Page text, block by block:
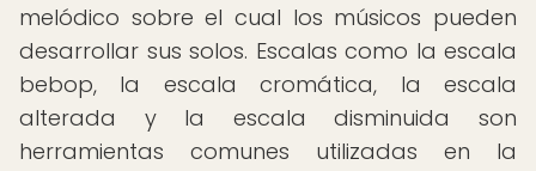
melódico sobre el cual los músicos pueden
desarrollar sus solos. Escalas como la escala
bebop, la escala cromática, la escala
alterada y la escala disminuida son
herramientas comunes utilizadas en la